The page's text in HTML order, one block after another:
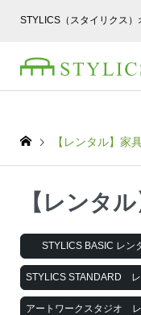
STYLICS（スタイリクス
【レンタル】家
【レンタ
STYLICS BASIC レン
STYLICS STANDARD
アートワークスタジオ